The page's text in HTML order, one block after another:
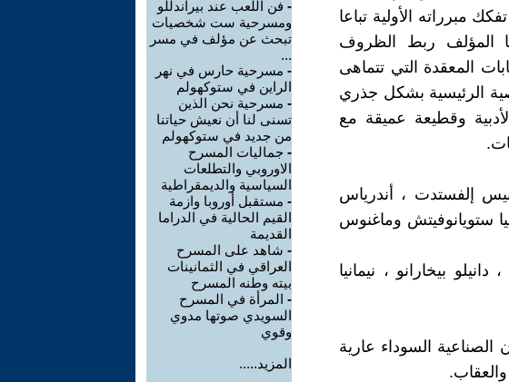
مبرراته الأولية تباعا
المؤلف ربط الظروف
المعقدة التي تتماهى
الرئيسية بشكل جذري
وقطيعة عميقة مع
إلفستدت ، أندرياس
ستويانوفيتش وماغنوس
بيخارانو ، نيمانيا
السوداء عارية
- فن اللعب عند بيراندللو
ومسرحية ست شخصيات
تبحث عن مؤلف في مسر
...
- مسرحية حارس في نهر
الراين في ستوكهولم
- مسرحية نحن الذين
تسنى لنا أن نعيش حياتنا
من جديد في ستوكهولم
- جماليات المسرح
الاوروبي والتطلعات
السياسية والديمقراطية
- مستقبل أوروبا وازمة
القيم الحالية في الدراما
القديمة
- شاهد على المسرح
العراقي في الثمانينات
بيته وطنه المسرح
- المرأة في المسرح
السويدي صوتها مدوي
وقوي
المزيد.....